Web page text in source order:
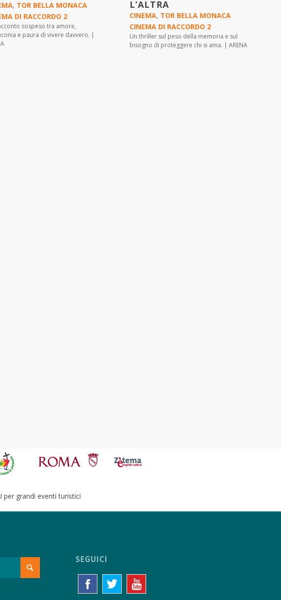
, TOR BELLA MONACA
DI RACCORDO 2
sospeso tra amore,
e paura di vivere davvero. |
L’ALTRA
CINEMA, TOR BELLA MONACA
CINEMA DI RACCORDO 2
Un thriller sul peso della memoria e sul
bisogno di proteggere chi si ama. | ARENA
per grandi eventi turistici
SEGUICI